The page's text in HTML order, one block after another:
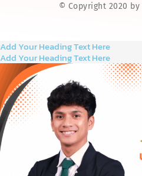
© Copyright 2020 by
Add Your Heading Text Here
Add Your Heading Text Here